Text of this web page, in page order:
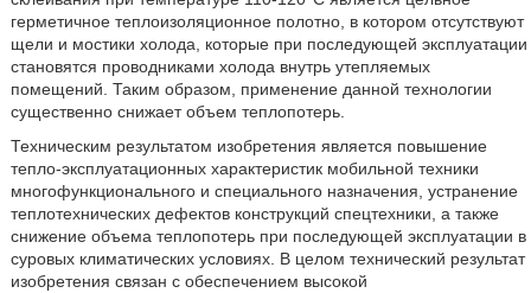
герметичное теплоизоляционное полотно, в котором отсутствуют
щели и мостики холода, которые при последующей эксплуатации
становятся проводниками холода внутрь утепляемых
помещений. Таким образом, применение данной технологии
существенно снижает объем теплопотерь.
Техническим результатом изобретения является повышение
тепло-эксплуатационных характеристик мобильной техники
многофункционального и специального назначения, устранение
теплотехнических дефектов конструкций спецтехники, а также
снижение объема теплопотерь при последующей эксплуатации в
суровых климатических условиях. В целом технический результат
изобретения связан с обеспечением высокой